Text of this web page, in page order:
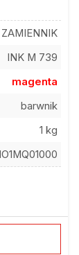
ZAMIENNIK
INK M 739
magenta
barwnik
1 kg